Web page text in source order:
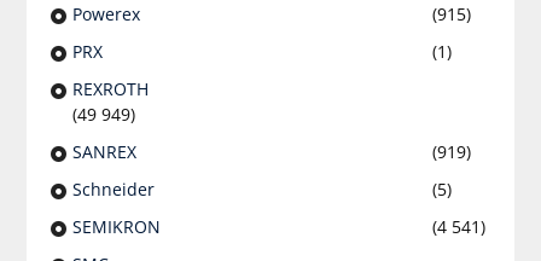
Powerex
(915)
PRX
(1)
REXROTH
(49 949)
SANREX
(919)
Schneider
(5)
SEMIKRON
(4 541)